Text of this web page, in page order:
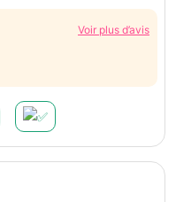
Voir plus d’avis